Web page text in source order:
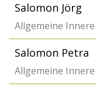
Salomon Jörg
Allgemeine
Salomon Petra
Allgemeine